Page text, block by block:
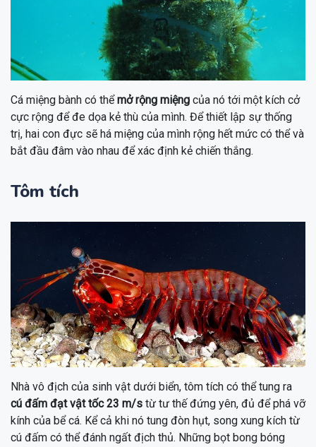
Cá miệng bành có thểmở rộng miệng của nó tới một kích cở
cực rộng để đe dọa kẻ thù của mình. Để thiết lập sự thống
trị, hai con đực sẽ há miệng của mình rộng hết mức có thể và
bắt đầu đâm vào nhau để xác định kẻ chiến thắng.
Tôm tích
Nhà vô địch của sinh vật dưới biển, tôm tích có thể tung ra
cú đấm đạt vật tốc 23 m/s từ tư thế đứng yên, đủ để phá vỡ
kính của bể cá. Kể cả khi nó tung đòn hụt, song xung kích từ
cú đấm có thể đánh ngất địch thủ. Những bọt bong bóng